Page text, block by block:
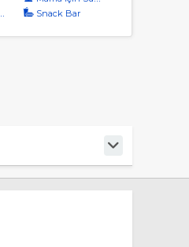
Snack Bar